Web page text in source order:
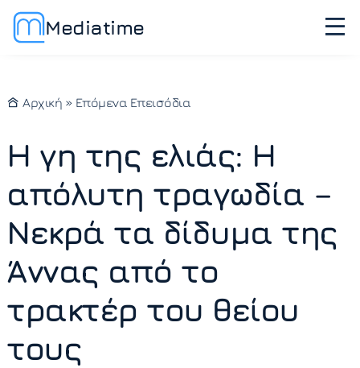
Mediatime
Αρχική » Επόμενα Επεισόδια
Η γη της ελιάς: Η
απόλυτη τραγωδία –
Νεκρά τα δίδυμα της
Άννας από το
τρακτέρ του θείου
τους